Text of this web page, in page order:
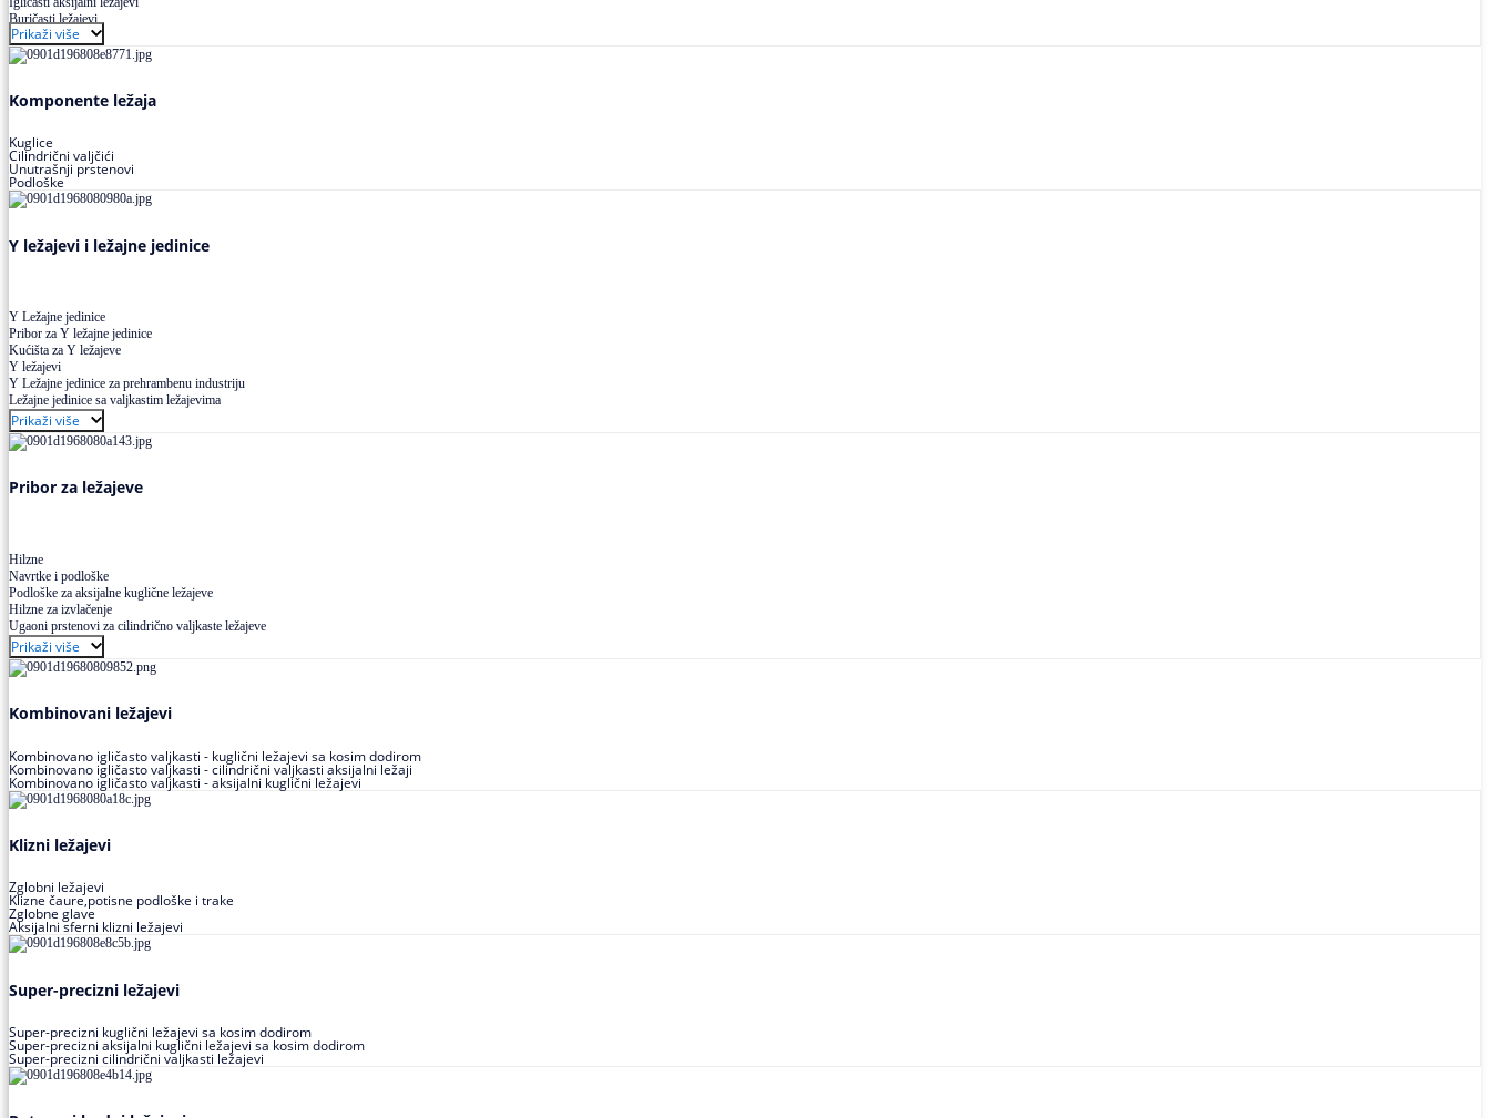
Buričasti ležajevi
Buričasti zaptiveni ležajevi
Buričasti aksijalni ležajevi
Prikaži više
Komponente ležaja
Kuglice
Cilindrični valjčići
Unutrašnji prstenovi
Podloške
Y ležajevi i ležajne jedinice
Y Ležajne jedinice
Pribor za Y ležajne jedinice
Kućišta za Y ležajeve
Y ležajevi
Y Ležajne jedinice za prehrambenu industriju
Ležajne jedinice sa valjkastim ležajevima
Prikaži više
Pribor za ležajeve
Hilzne
Navrtke i podloške
Podloške za aksijalne kuglične ležajeve
Hilzne za izvlačenje
Ugaoni prstenovi za cilindrično valjkaste ležajeve
Prikaži više
Kombinovani ležajevi
Kombinovano igličasto valjkasti - kuglični ležajevi sa kosim dodirom
Kombinovano igličasto valjkasti - cilindrični valjkasti aksijalni ležaji
Kombinovano igličasto valjkasti - aksijalni kuglični ležajevi
Klizni ležajevi
Zglobni ležajevi
Klizne čaure,potisne podloške i trake
Zglobne glave
Aksijalni sferni klizni ležajevi
Super-precizni ležajevi
Super-precizni kuglični ležajevi sa kosim dodirom
Super-precizni aksijalni kuglični ležajevi sa kosim dodirom
Super-precizni cilindrični valjkasti ležajevi